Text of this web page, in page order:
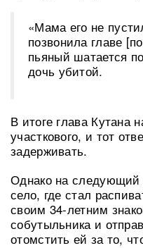
«Мама его не
позвонила главе
пьяный шатается
дочь убитой.
В итоге глава Кутана
участкового, и тот
задерживать.
Однако на следующий
село, где стал
своим 34-летним
собутыльника и
отомстить ей за то,